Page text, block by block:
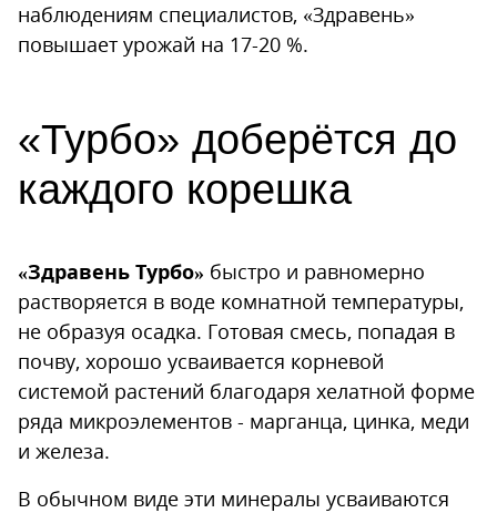
наблюдениям специалистов, «Здравень»
повышает урожай на 17-20 %.
«Турбо» доберётся до
каждого корешка
«Здравень Турбо» быстро и равномерно
растворяется в воде комнатной температуры,
не образуя осадка. Готовая смесь, попадая в
почву, хорошо усваивается корневой
системой растений благодаря хелатной форме
ряда микроэлементов - марганца, цинка, меди
и железа.
В обычном виде эти минералы усваиваются